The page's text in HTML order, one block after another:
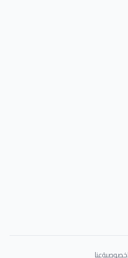
خصوصيةعنا